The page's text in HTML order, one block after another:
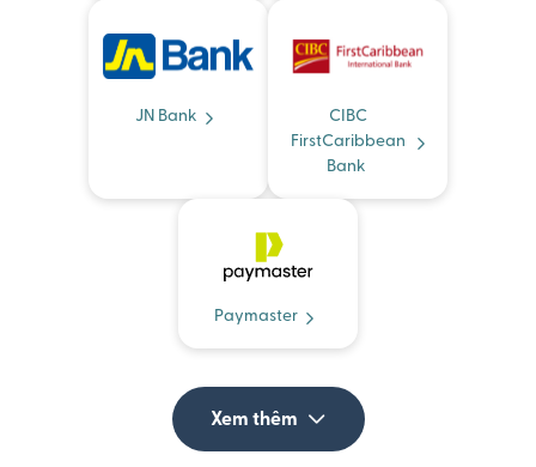
JN Bank
CIBC
FirstCaribbean
Bank
Paymaster
Xem thêm